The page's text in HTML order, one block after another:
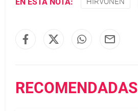
RECOMENDADAS